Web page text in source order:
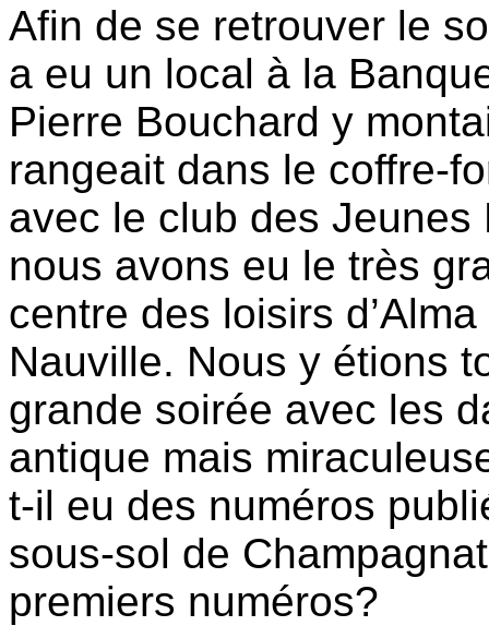
Afin de se retrouver le
a eu un local à la
Pierre Bouchard y
rangeait dans le coffre-
avec le club des Jeunes
nous avons eu le très
centre des loisirs
Nauville. Nous y étions
grande soirée avec les
antique mais
t-il eu des numéros
sous-sol de
premiers numéros?